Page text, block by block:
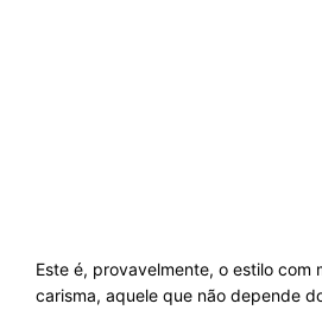
Este é, provavelmente, o estilo com
carisma, aquele que não depende